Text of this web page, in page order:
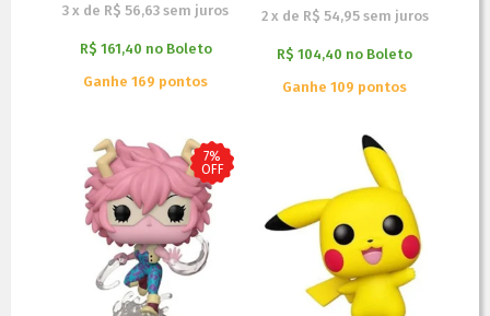
3 x de R$ 56,63 sem juros
R$ 161,40 no Boleto
Ganhe 169 pontos
2 x de R$ 54,95 sem juros
R$ 104,40 no Boleto
Ganhe 109 pontos
7%
OFF